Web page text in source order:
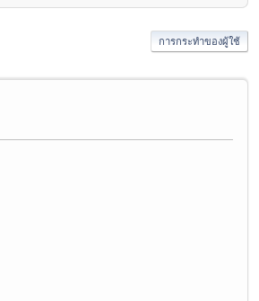
การกระทำของผู้ใช้